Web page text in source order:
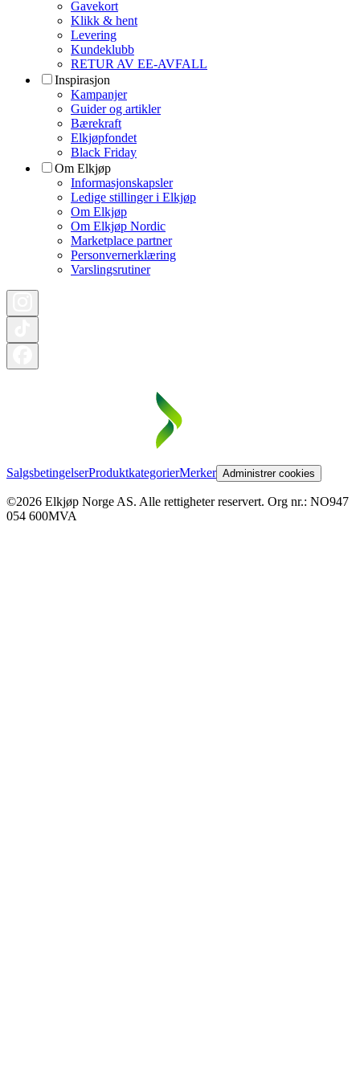
Gavekort
Klikk & hent
Levering
Kundeklubb
RETUR AV EE-AVFALL
Inspirasjon
Kampanjer
Guider og artikler
Bærekraft
Elkjøpfondet
Black Friday
Om Elkjøp
Informasjonskapsler
Ledige stillinger i Elkjøp
Om Elkjøp
Om Elkjøp Nordic
Marketplace partner
Personvernerklæring
Varslingsrutiner
SalgsbetingelserProduktkategorierMerker Administrer cookies
©2026 Elkjøp Norge AS. Alle rettigheter reservert. Org nr.: NO947
054 600MVA